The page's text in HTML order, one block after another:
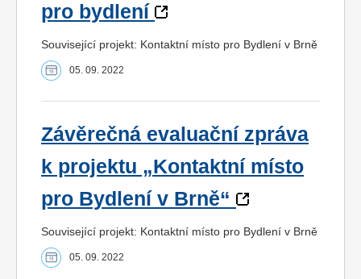
pro bydlení
Související projekt: Kontaktní místo pro Bydlení v Brně
05. 09. 2022
Závěrečná evaluační zpráva
k projektu „Kontaktní místo
pro Bydlení v Brně“
Související projekt: Kontaktní místo pro Bydlení v Brně
05. 09. 2022